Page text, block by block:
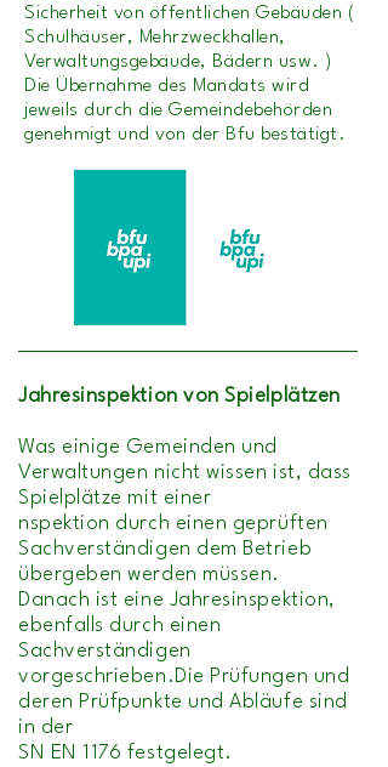
Sicherheit von öffentlichen Gebäuden (
Schulhäuser, Mehrzweckhallen,
Verwaltungsgebäude, Bädern usw. )
Die Übernahme des Mandats wird
jeweils durch die Gemeindebehörden
genehmigt und von der Bfu bestätigt.
Jahresinspektion von Spielplätzen
Was einige Gemeinden und
Verwaltungen nicht wissen ist, dass
Spielplätze mit einer
nspektion durch einen geprüften
Sachverständigen dem Betrieb
übergeben werden müssen.
Danach ist eine Jahresinspektion,
ebenfalls durch einen
Sachverständigen
vorgeschrieben.Die Prüfungen und
deren Prüfpunkte und Abläufe sind
in der
SN EN 1176 festgelegt.